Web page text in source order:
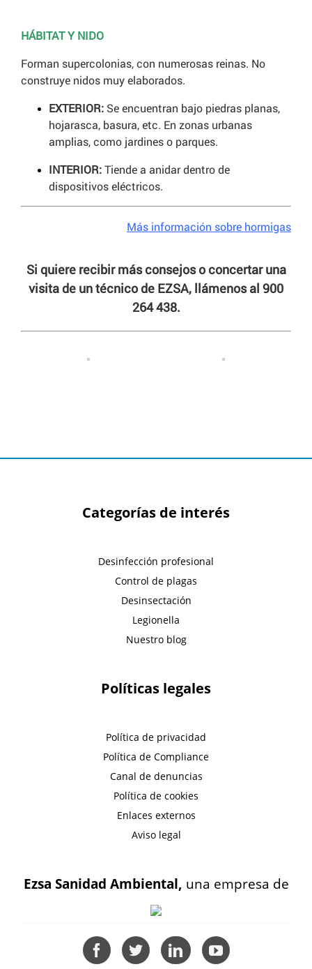
HÁBITAT Y NIDO
Forman supercolonias, con numerosas reinas. No
construye nidos muy elaborados.
EXTERIOR: Se encuentran bajo piedras planas,
hojarasca, basura, etc. En zonas urbanas
amplias, como jardines o parques.
INTERIOR:Tiende a anidar dentro de
dispositivos eléctricos.
Más información sobre hormigas
Si quiere recibir más consejos o concertar una
visita de un técnico de EZSA, llámenos al 900
264 438.
Categorías de interés
Desinfección profesional
Control de plagas
Desinsectación
Legionella
Nuestro blog
Políticas legales
Política de privacidad
Política de Compliance
Canal de denuncias
Política de cookies
Enlaces externos
Aviso legal
Ezsa Sanidad Ambiental, una empresa de